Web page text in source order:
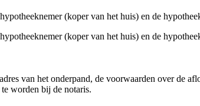
(koper van het huis) en de
(koper van het huis) en de
van het onderpand, de voorwaarden over de
worden bij de notaris.